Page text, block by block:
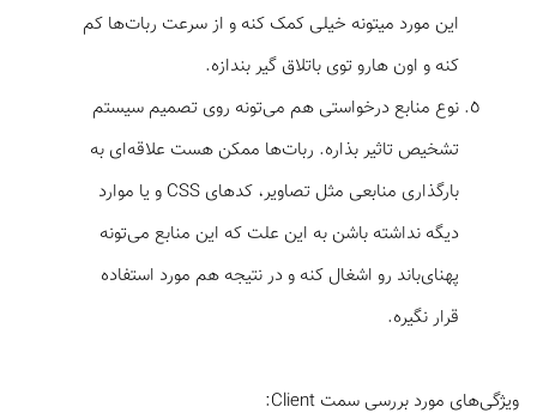
این مورد میتونه خیلی کمک کنه و از سرعت ربات‌ها کم
کنه و اون هارو توی باتلاق گیر بندازه.
نوع منابع درخواستی هم می‌تونه روی تصمیم سیستم
تشخیص تاثیر بذاره. ربات‌ها ممکن هست علاقه‌ای به
بارگذاری منابعی مثل تصاویر، کدهای CSS و یا موارد
دیگه نداشته باشن به این علت که این منابع می‌تونه
پهنای‌باند رو اشغال کنه و در نتیجه هم مورد استفاده
قرار نگیره.
ویژگی‌های مورد بررسی سمت Client: